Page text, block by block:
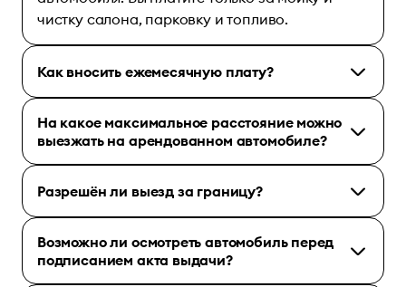
чистку салона, парковку и топливо.
Как вносить ежемесячную плату?
На какое максимальное расстояние можно
выезжать на арендованном автомобиле?
Разрешён ли выезд за границу?
Возможно ли осмотреть автомобиль перед
подписанием акта выдачи?